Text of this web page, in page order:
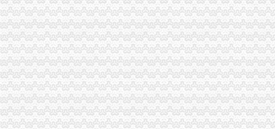
【重庆海棠溪娱乐服务招聘网_娱乐服务招聘信息】-重庆智联招聘
中国邮政储蓄银行股份有限公司重庆南岸区海棠溪营业所
【重庆海棠溪投资客户经理招聘网_投资客户经理招聘信息】-重庆智
记忆海棠溪(下)_重庆李正权_新浪博客
外地人在重庆南坪海棠溪办理暂住证需要什么材料？_上海包听|E都市
南岸区海棠溪开锁匠,24小时急开锁换锁-重庆社区
重庆南岸区海棠溪是否能办理临时_搜问问
重庆光纤宽带：重庆南岸区海棠溪长城宽带在线优惠办理-重庆爱问分类
南岸区海棠溪街道办事处_电话_地址|在哪里_上班时间-重庆本地宝
想要具有口碑的公司注销服务,就找果岭创投_海棠溪街道公司变更_